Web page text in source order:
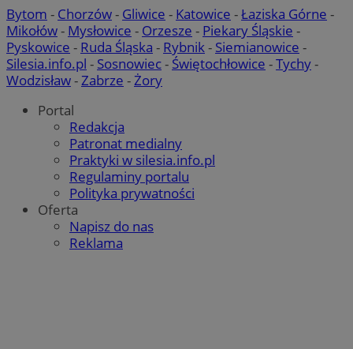
Bytom - Chorzów- Gliwice - Katowice -Łaziska Górne -
Mikołów- Mysłowice - Orzesze - Piekary Śląskie -
Pyskowice - Ruda Śląska - Rybnik - Siemianowice -
Silesia.info.pl - Sosnowiec- Świętochłowice -Tychy-
Wodzisław- Zabrze - Żory
Portal
Redakcja
Patronat medialny
Praktyki w silesia.info.pl
Regulaminy portalu
Polityka prywatności
Oferta
Napisz do nas
Reklama
MvSessID mojchorzow.pl
CookieScriptConsent
CookieScript